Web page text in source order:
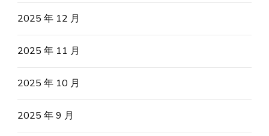
2025 年 12 月
2025 年 11 月
2025 年 10 月
2025 年 9 月